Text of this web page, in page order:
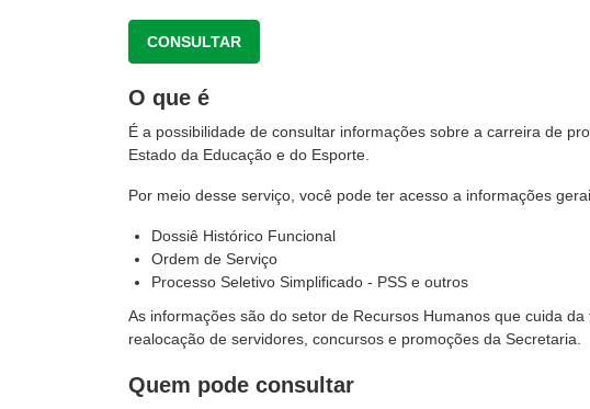
CONSULTAR
O que é
É a possibilidade de consultar informações sobre a carreira de
Estado da Educação e do Esporte.
Por meio desse serviço, você pode ter acesso a informações
Dossiê Histórico Funcional
Ordem de Serviço
Processo Seletivo Simplificado - PSS e outros
As informações são do setor de Recursos Humanos que cuida
realocação de servidores, concursos e promoções da Secretaria.
Quem pode consultar